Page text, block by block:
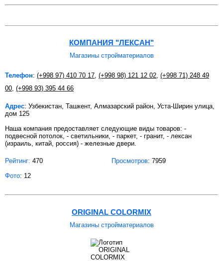
КОМПАНИЯ "ЛЕКСАН"
Магазины стройматериалов
Телефон: (+998 97) 410 70 17 (+998 98) 121 12 02 (+998 71) 248 49
00 (+998 93) 395 44 66
Адрес: Узбекистан, Ташкент, Алмазарский район, Уста-Ширин улица,
дом 125
Наша компания предоставляет следующие виды товаров: -
подвесной потолок, - светильники, - паркет, - гранит, - лексан
(израиль, китай, россия) - железные двери.
Рейтинг: 470 Просмотров: 7959
Фото: 12
ORIGINAL COLORMIX
Магазины стройматериалов